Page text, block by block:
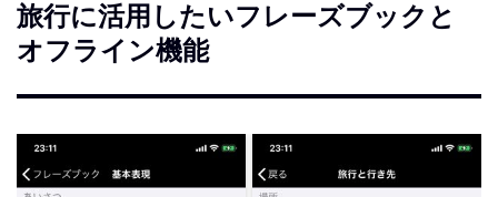
旅行に活用したいフレーズブックと
オフライン機能